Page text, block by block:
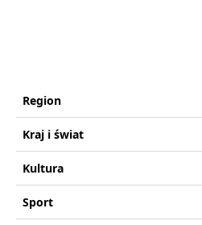
Region
Kraj i świat
Kultura
Sport